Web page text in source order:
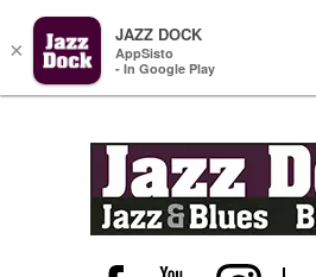
×
JAZZ DOCK
AppSisto
- In Google Play